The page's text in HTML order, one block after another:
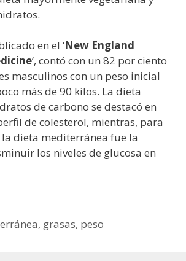
en el ‘New England
‘, contó con un 82 por ciento
masculinos con un peso inicial
más de 90 kilos. La dieta
de carbono se destacó en
de colesterol, mientras, para
dieta mediterránea fue la
los niveles de glucosa en
, grasas, peso